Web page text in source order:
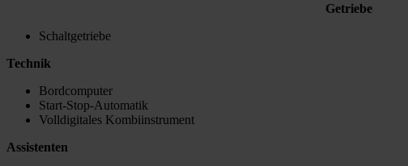
Getriebe
Schaltgetriebe
Technik
Bordcomputer
Start-Stop-Automatik
Volldigitales Kombiinstrument
Assistenten